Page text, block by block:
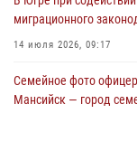
миграционного
14 июля 2026, 09:17
Семейное фото
Мансийск — город